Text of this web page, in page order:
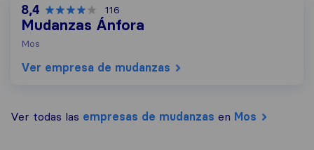
8,4 116
Mudanzas Ánfora
Mos
Ver empresa de mudanzas
Ver todas las empresas de mudanzas en Mos